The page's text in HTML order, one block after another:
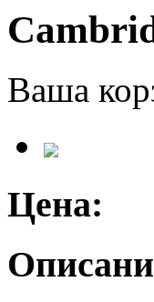
Ваша
Цена: